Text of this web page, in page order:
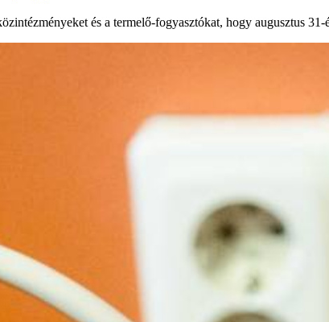
és a termelő-fogyasztókat, hogy augusztus